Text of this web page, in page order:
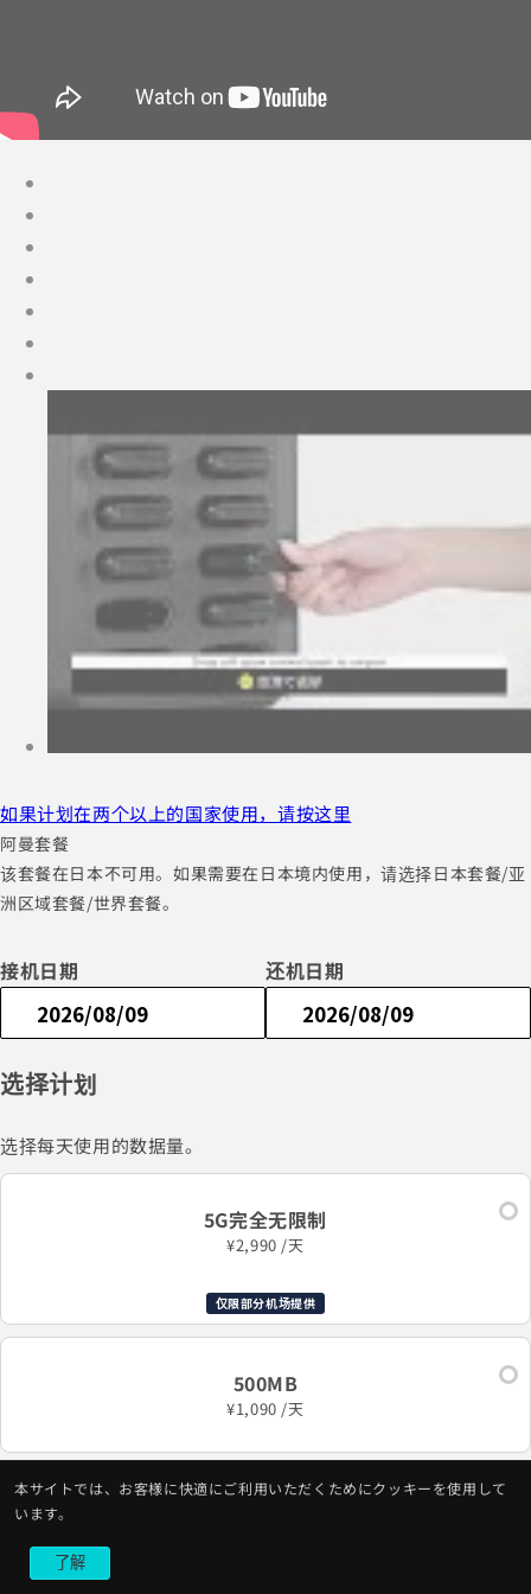
本サイトでは、お客様に快適にご利用いただくためにクッキーを使用して
います。
了解
如果计划在两个以上的国家使用，请按这里
阿曼套餐
该套餐在日本不可用。如果需要在日本境内使用，请选择日本套餐/亚
洲区域套餐/世界套餐。
接机日期 还机日期
选择计划
选择每天使用的数据量。
5G完全无限制
¥2,990 /天
仅限部分机场提供
500MB
¥1,090 /天